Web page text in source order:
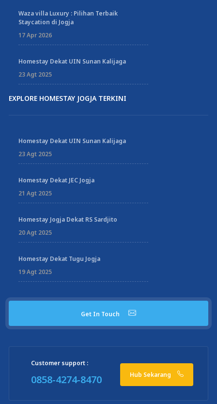
Waza villa Luxury : Pilihan Terbaik
Staycation di Jogja
17 Apr 2026
Homestay Dekat UIN Sunan Kalijaga
23 Agt 2025
EXPLORE HOMESTAY JOGJA TERKINI
Homestay Dekat UIN Sunan Kalijaga
23 Agt 2025
Homestay Dekat JEC Jogja
21 Agt 2025
Homestay Jogja Dekat RS Sardjito
20 Agt 2025
Homestay Dekat Tugu Jogja
19 Agt 2025
Get In Touch
Customer support :
0858-4274-8470 Hub Sekarang